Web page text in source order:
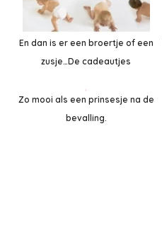
En dan is er een broertje of een
zusje…De cadeautjes
Zo mooi als een prinsesje na de
bevalling.